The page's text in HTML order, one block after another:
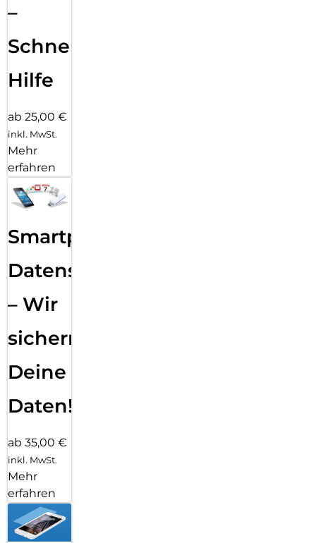
–
Schnelle
Hilfe
ab 25,00 €
inkl. MwSt.
Mehr
erfahren
Smartphone
Datensicherung
– Wir
sichern
Deine
Daten!
ab 35,00 €
inkl. MwSt.
Mehr
erfahren